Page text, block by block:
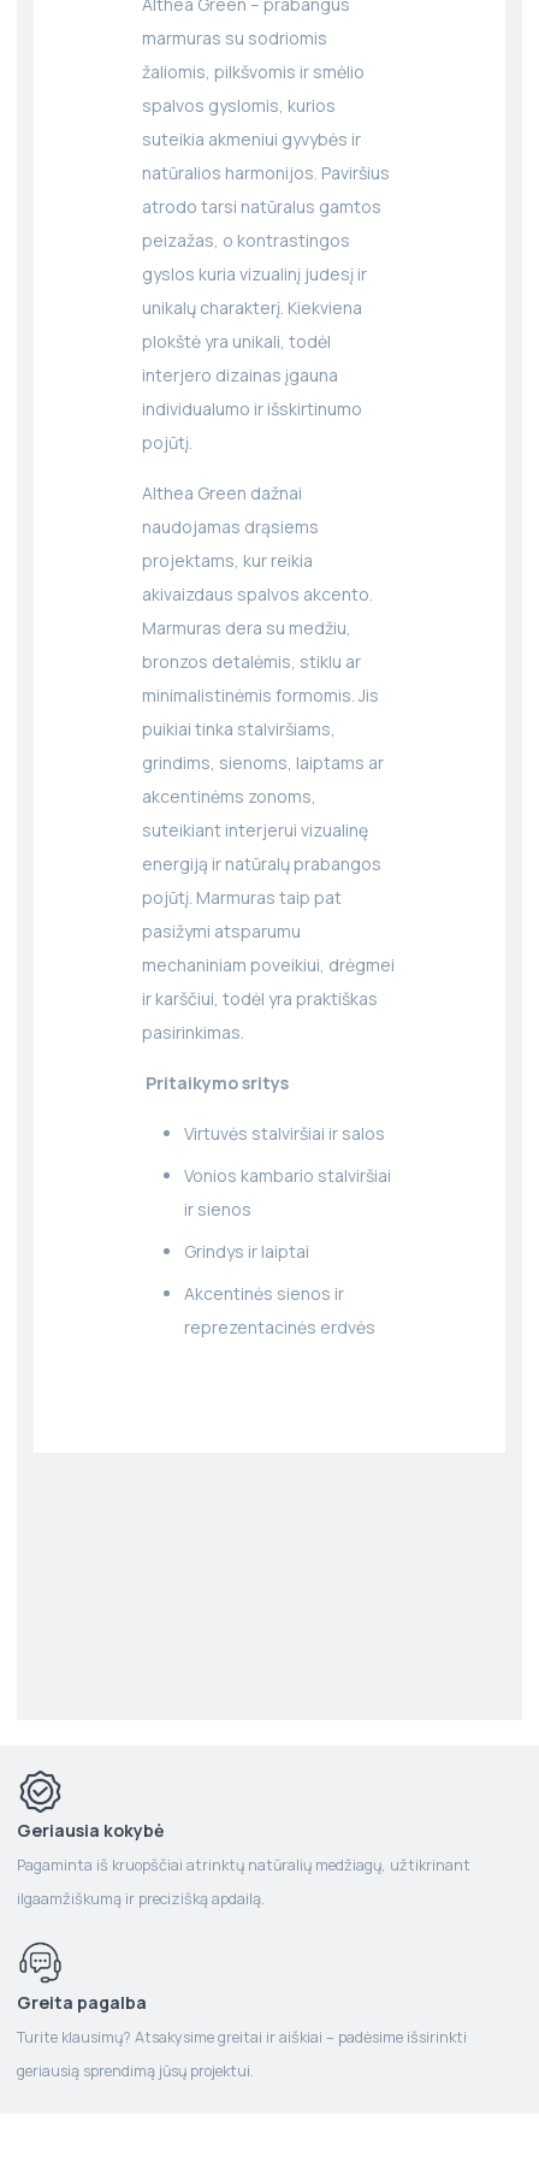
marmuras su sodriomis
žaliomis, pilkšvomis ir smėlio
spalvos gyslomis, kurios
suteikia akmeniui gyvybės ir
natūralios harmonijos. Paviršius
atrodo tarsi natūralus gamtos
peizažas, o kontrastingos
gyslos kuria vizualinį judesį ir
unikalų charakterį. Kiekviena
plokštė yra unikali, todėl
interjero dizainas įgauna
individualumo ir išskirtinumo
pojūtį.
Althea Green dažnai
naudojamas drąsiems
projektams, kur reikia
akivaizdaus spalvos akcento.
Marmuras dera su medžiu,
bronzos detalėmis, stiklu ar
minimalistinėmis formomis. Jis
puikiai tinka stalviršiams,
grindims, sienoms, laiptams ar
akcentinėms zonoms,
suteikiant interjerui vizualinę
energiją ir natūralų prabangos
pojūtį. Marmuras taip pat
pasižymi atsparumu
mechaniniam poveikiui, drėgmei
ir karščiui, todėl yra praktiškas
pasirinkimas.
Pritaikymo sritys
Virtuvės stalviršiai ir salos
Vonios kambario stalviršiai
ir sienos
Grindys ir laiptai
Akcentinės sienos ir
reprezentacinės erdvės
Geriausia kokybė
Pagaminta iš kruopščiai atrinktų natūralių medžiagų, užtikrinant
ilgaamžiškumą ir precizišką apdailą.
Greita pagalba
Turite klausimų? Atsakysime greitai ir aiškiai – padėsime išsirinkti
geriausią sprendimą jūsų projektui.